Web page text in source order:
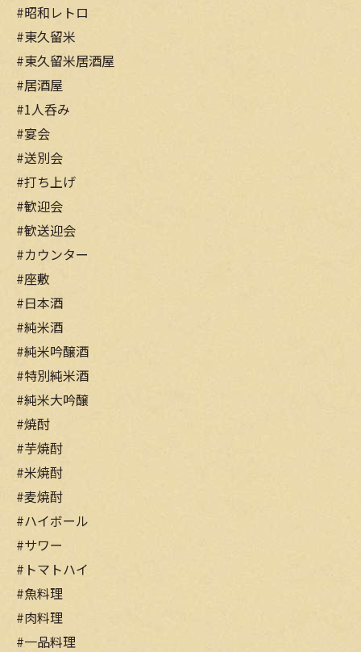
#昭和レトロ
#東久留米
#東久留米居酒屋
#居酒屋
#1人呑み
#宴会
#送別会
#打ち上げ
#歓迎会
#歓送迎会
#カウンター
#座敷
#日本酒
#純米酒
#純米吟醸酒
#特別純米酒
#純米大吟醸
#焼酎
#芋焼酎
#米焼酎
#麦焼酎
#ハイボール
#サワー
#トマトハイ
#魚料理
#肉料理
#一品料理